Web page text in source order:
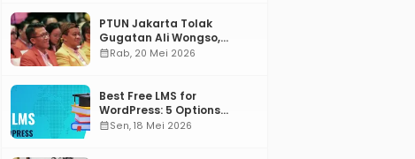
PTUN Jakarta Tolak
Gugatan Ali Wongso,
Misbakhun: Ini hadiah
calendar_monthRab, 20 Mei 2026
Best Free LMS for
WordPress: 5 Options
Compared for 2026
calendar_monthSen, 18 Mei 2026